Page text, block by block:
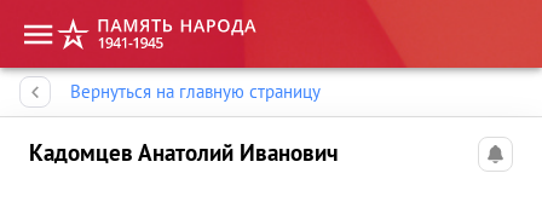
Вернуться на главную страницу
Кадомцев Анатолий Иванович
Память народа